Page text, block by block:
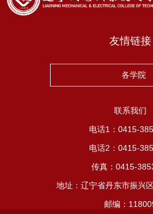
友情链接
各学院
联系我们
电话1：0415-
电话2：0415-
传真：0415-
地址：辽宁省丹东市振兴
邮编：